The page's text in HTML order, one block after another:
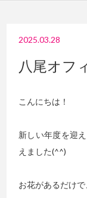
2025.03.28
八尾オフ
こんにちは！
新しい年度を迎
えました(^^)
お花があるだけ